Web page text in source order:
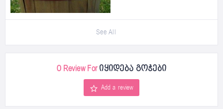
See All
0 Review Forიყიდება გოჭები
Add a review